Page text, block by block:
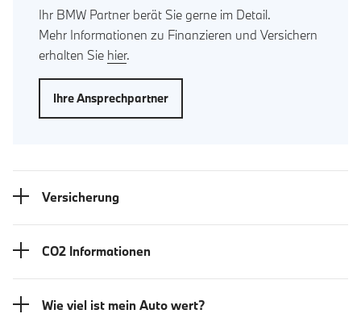
Ihr BMW Partner berät Sie gerne im Detail.
Mehr Informationen zu Finanzieren und Versichern
erhalten Sie hier.
Ihre Ansprechpartner
Versicherung
CO2 Informationen
Wie viel ist mein Auto wert?